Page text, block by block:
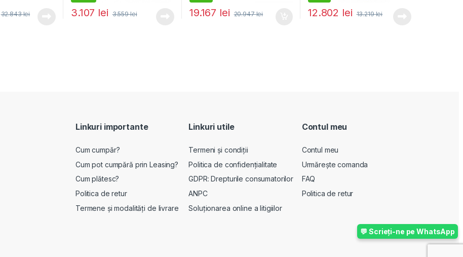
32.843lei 3.107 lei 3.559lei 19.167 lei 20.947lei 12.802 lei 13.219lei
💬 Scrieți-ne pe WhatsApp
Linkuri importante
Cum cumpăr?
Cum pot cumpără prin Leasing?
Cum plătesc?
Politica de retur
Termene și modalități de livrare
Linkuri utile
Termeni și condiții
Politica de confidențialitate
GDPR: Drepturile consumatorilor
ANPC
Soluționarea online a litigiilor
Contul meu
Contul meu
Urmărește comanda
FAQ
Politica de retur